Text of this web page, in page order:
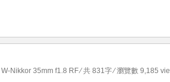
W-Nikkor 35mm f1.8 RF⁄ 共 831字 ⁄ 瀏覽數 9,185